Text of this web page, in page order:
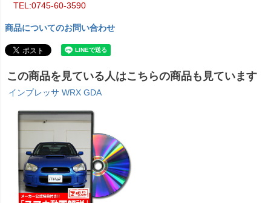
TEL:0745-60-3590
商品についてのお問い合わせ
この商品を見ている人はこちらの商品も見ています
インプレッサ WRX GDA